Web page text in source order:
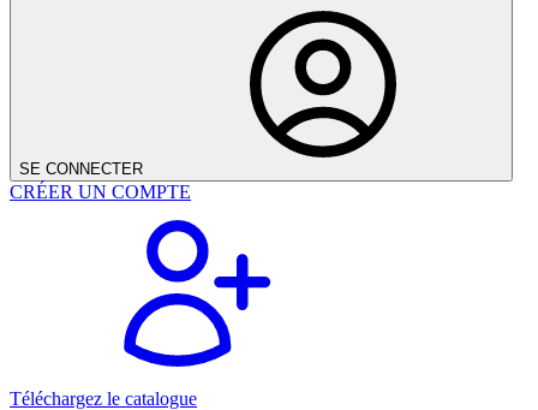
SE CONNECTER
CRÉER UN COMPTE
Téléchargez le catalogue